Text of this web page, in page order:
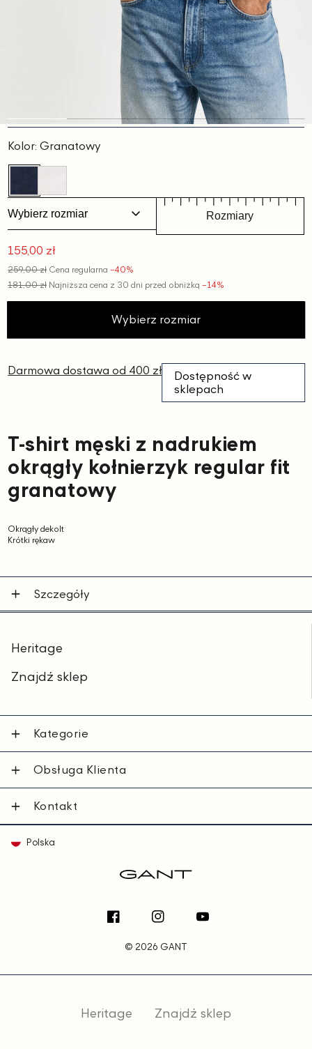
Slajd
Slajd
Slajd
Slajd
T-shirt męski z nadrukiem
okrągły kołnierzyk regular fit
granatowy
Okrągły dekolt
Krótki rękaw
Kolor:Granatowy
Wybierz rozmiar Rozmiary
Cena
promocyjna
155,00 zł
259,00 zł Cena regularna −40%
181,00 złNajniższa cena z 30 dni przed obniżką−14%
Wybierz rozmiar
Darmowa dostawa od 400 zł
Dostępność w
sklepach
Szczegóły
Heritage
Znajdź sklep
Kategorie
Obsługa Klienta
Kontakt
Polska
FacebookInstagramYouTube
© 2026 GANT
Heritage Znajdź sklep